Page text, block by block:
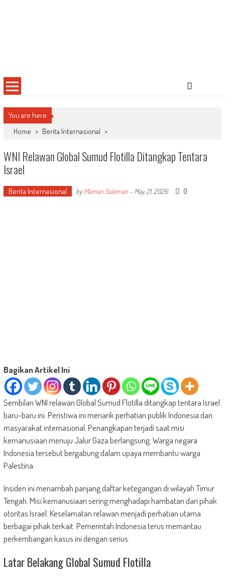
You are here
Home > Berita Internasional >
WNI Relawan Global Sumud Flotilla Ditangkap Tentara
Israel
Berita Internasional byMaman Soleman- May 21, 2026 0
Bagikan Artikel Ini
Sembilan WNI relawan Global Sumud Flotilla ditangkap tentara Israel
baru-baru ini. Peristiwa ini menarik perhatian publik Indonesia dan
masyarakat internasional. Penangkapan terjadi saat misi
kemanusiaan menuju Jalur Gaza berlangsung. Warga negara
Indonesia tersebut bergabung dalam upaya membantu warga
Palestina.
Insiden ini menambah panjang daftar ketegangan di wilayah Timur
Tengah. Misi kemanusiaan sering menghadapi hambatan dari pihak
otoritas Israel. Keselamatan relawan menjadi perhatian utama
berbagai pihak terkait. Pemerintah Indonesia terus memantau
perkembangan kasus ini dengan serius.
Latar Belakang Global Sumud Flotilla